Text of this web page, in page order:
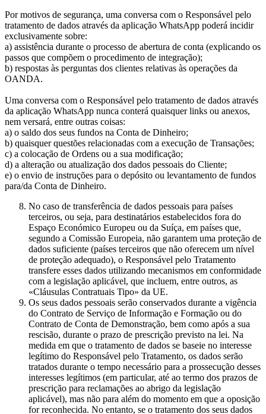
Por motivos de segurança, uma conversa com o Responsável pelo
tratamento de dados através da aplicação WhatsApp poderá incidir
exclusivamente sobre:
a) assistência durante o processo de abertura de conta (explicando os
passos que compõem o procedimento de integração);
b) respostas às perguntas dos clientes relativas às operações da
OANDA.
Uma conversa com o Responsável pelo tratamento de dados através
da aplicação WhatsApp nunca conterá quaisquer links ou anexos,
nem versará, entre outras coisas:
a) o saldo dos seus fundos na Conta de Dinheiro;
b) quaisquer questões relacionadas com a execução de Transações;
c) a colocação de Ordens ou a sua modificação;
d) a alteração ou atualização dos dados pessoais do Cliente;
e) o envio de instruções para o depósito ou levantamento de fundos
para/da Conta de Dinheiro.
No caso de transferência de dados pessoais para países
terceiros, ou seja, para destinatários estabelecidos fora do
Espaço Económico Europeu ou da Suíça, em países que,
segundo a Comissão Europeia, não garantem uma proteção de
dados suficiente (países terceiros que não oferecem um nível
de proteção adequado), o Responsável pelo Tratamento
transfere esses dados utilizando mecanismos em conformidade
com a legislação aplicável, que incluem, entre outros, as
«Cláusulas Contratuais Tipo» da UE.
Os seus dados pessoais serão conservados durante a vigência
do Contrato de Serviço de Informação e Formação ou do
Contrato de Conta de Demonstração, bem como após a sua
rescisão, durante o prazo de prescrição previsto na lei. Na
medida em que o tratamento de dados se baseie no interesse
legítimo do Responsável pelo Tratamento, os dados serão
tratados durante o tempo necessário para a prossecução desses
interesses legítimos (em particular, até ao termo dos prazos de
prescrição para reclamações ao abrigo da legislação
aplicável), mas não para além do momento em que a oposição
for reconhecida. No entanto, se o tratamento dos seus dados